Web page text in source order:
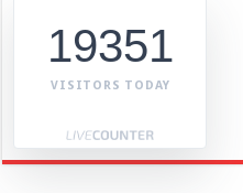
19351
VISITORS TODAY